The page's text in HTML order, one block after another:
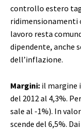
controllo estero
ridimensionamenti
lavoro resta
dipendente, anche
dell’inflazione.
Margini: il margine
del 2012 al 4,3%.
sale al -1%). In
scende del 6,5%.